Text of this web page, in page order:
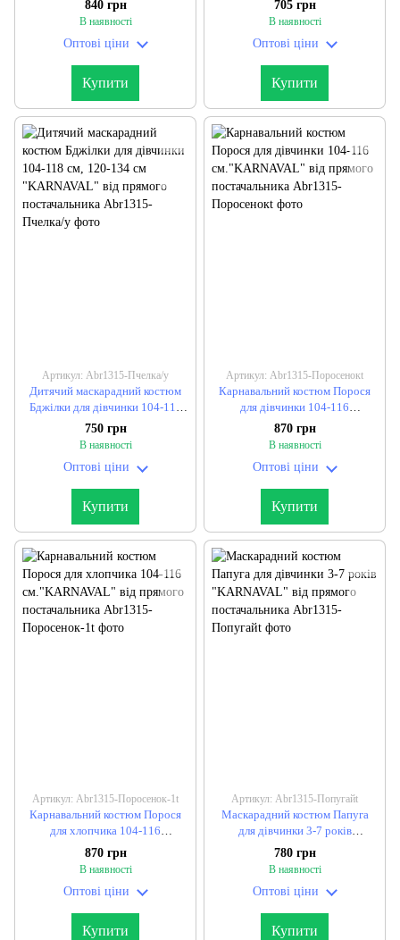
прямого постачальника
840 грн
В наявності
Оптові ціни
Купити
"KARNAVAL" від прямого
705 грн
В наявності
Оптові ціни
Купити
Артикул: Abr1315-Пчелка/y
Дитячий маскарадний костюм
Бджілки для дівчинки 104-118
см, 120-134 см "KARNAVAL" від
прямого постачальника
750 грн
В наявності
Оптові ціни
Купити
Артикул: Abr1315-Поросенокt
Карнавальний костюм Порося
для дівчинки 104-116
см."KARNAVAL" від прямого
постачальника
870 грн
В наявності
Оптові ціни
Купити
Артикул: Abr1315-Поросенок-1t
Карнавальний костюм Порося
для хлопчика 104-116
см."KARNAVAL" від прямого
постачальника
870 грн
В наявності
Оптові ціни
Купити
Артикул: Abr1315-Попугайt
Маскарадний костюм Папуга
для дівчинки 3-7 років
"KARNAVAL" від прямого
постачальника
780 грн
В наявності
Оптові ціни
Купити